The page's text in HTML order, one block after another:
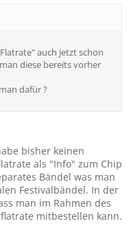
auch jetzt schon
diese bereits vorher
dafür ?
bisher keinen
als "Info" zum Chip
Bändel was man
Festivalbändel. In der
man im Rahmen des
mitbestellen kann.